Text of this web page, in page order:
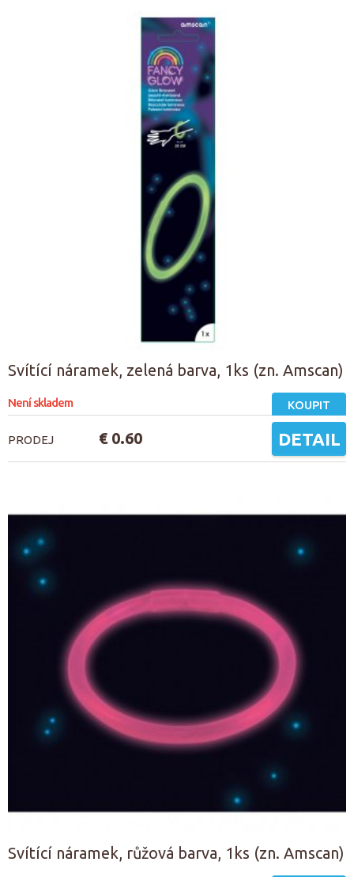
Svítící náramek, zelená barva, 1ks (zn. Amscan)
Není skladem KOUPIT
PRODEJ € 0.60 DETAIL
Svítící náramek, růžová barva, 1ks (zn. Amscan)